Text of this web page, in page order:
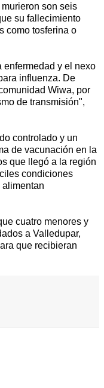
son seis
su fallecimiento
como tosferina o
y el nexo
influenza. De
Wiwa, por
de transmisión",
controlado y un
de vacunación en la
que llegó a la región
condiciones
cuatro menores y
a Valledupar,
que recibieran